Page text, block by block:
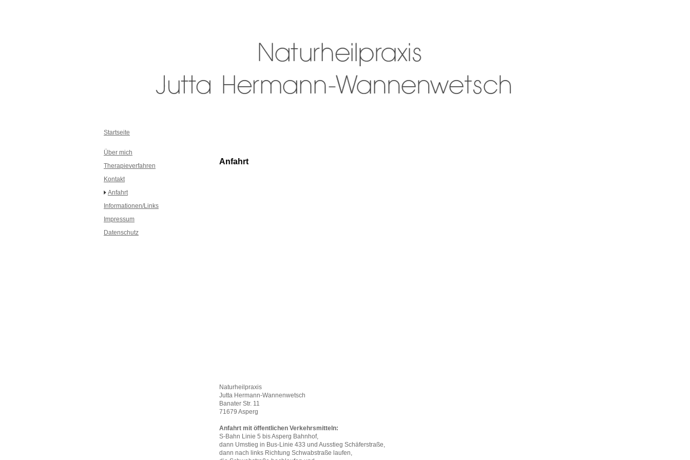
Startseite
Anfahrt
Naturheilpraxis
Jutta Hermann-Wannenwetsch
Banater Str. 11
71679 Asperg
Anfahrt mit öffentlichen Verkehrsmitteln:
S-Bahn Linie 5 bis Asperg Bahnhof,
dann Umstieg in Bus-Linie 433 und Ausstieg Schäferstraße,
dann nach links Richtung Schwabstraße laufen,
Über mich
Therapieverfahren
Kontakt
Anfahrt
Informationen/Links
Impressum
Datenschutz